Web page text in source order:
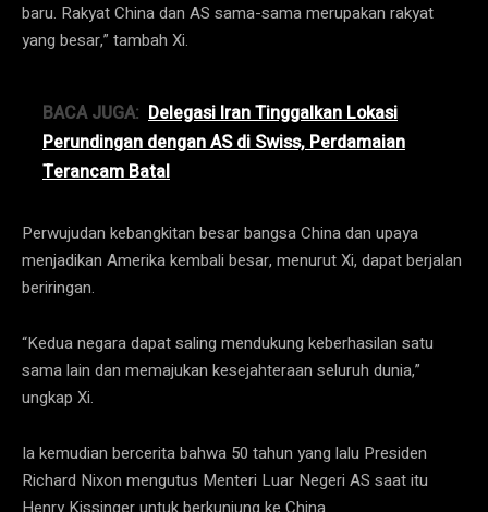
baru. Rakyat China dan AS sama-sama merupakan rakyat
yang besar,” tambah Xi.
BACA JUGA: Delegasi Iran Tinggalkan Lokasi
Perundingan dengan AS di Swiss, Perdamaian
Terancam Batal
Perwujudan kebangkitan besar bangsa China dan upaya
menjadikan Amerika kembali besar, menurut Xi, dapat berjalan
beriringan.
“Kedua negara dapat saling mendukung keberhasilan satu
sama lain dan memajukan kesejahteraan seluruh dunia,”
ungkap Xi.
Ia kemudian bercerita bahwa 50 tahun yang lalu Presiden
Richard Nixon mengutus Menteri Luar Negeri AS saat itu